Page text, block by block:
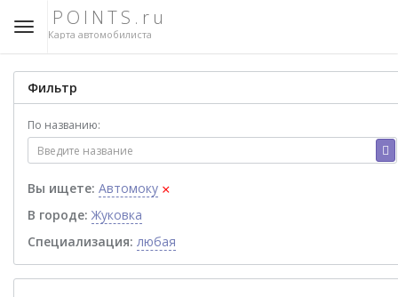
POINTS.ru
Карта автомобилиста
Фильтр
По названию:
Вы ищете: Автомоку ×
В городе: Жуковка
Специализация: любая